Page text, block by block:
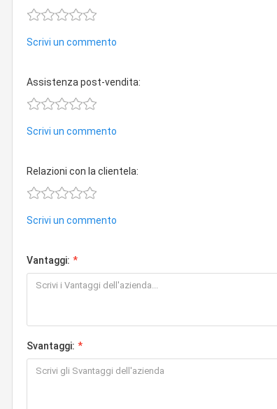
Scrivi un commento
Assistenza post-vendita:
Scrivi un commento
Relazioni con la clientela:
Scrivi un commento
Vantaggi:
Svantaggi: